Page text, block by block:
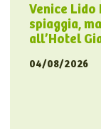
Venice Lido
spiaggia,
all’Hotel
04/08/2026